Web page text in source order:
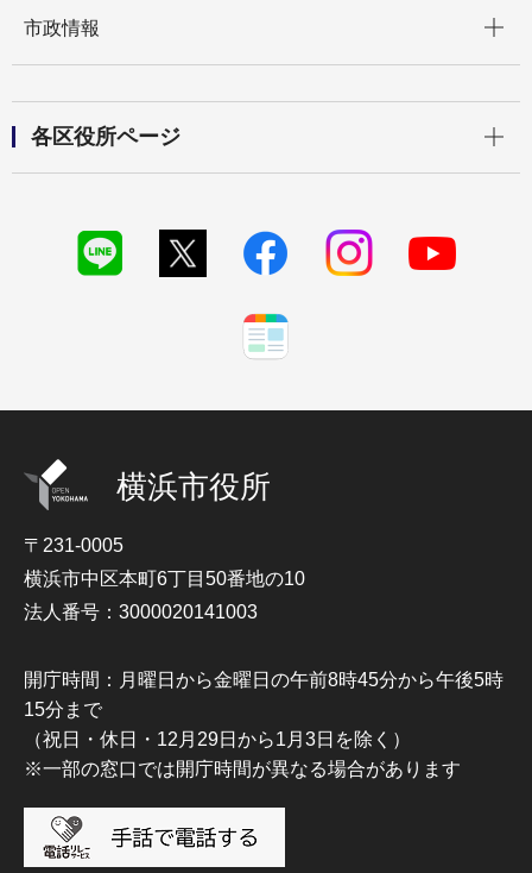
市政情報
各区役所ページ
横浜市役所
〒231-0005
横浜市中区本町6丁目50番地の10
法人番号：3000020141003
開庁時間：月曜日から金曜日の午前8時45分から午後5時
15分まで
（祝日・休日・12月29日から1月3日を除く）
※一部の窓口では開庁時間が異なる場合があります